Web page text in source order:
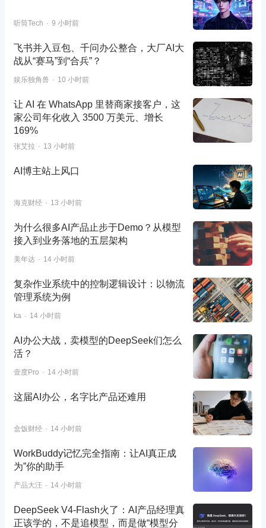
听筒Tech 9 小时前
飞书并入豆包、千问办公整合，大厂AI大
战从“赛马”到“合兵”？
娱乐独角兽 10 小时前
让 AI 在 WhatsApp 里替商家接客户，这
家公司年化收入 3500 万美元、增长
169%
张艾拉 13 小时前
AI博主站上风口
海克财经 13 小时前
为什么很多AI产品止步于Demo？从模型
接入到业务落地的五层架构
美年达 14 小时前
复杂作业系统中的控制逻辑设计：以物流
管理系统为例
ka 14 小时前
AI办公大战，卖模型的DeepSeek们怎么
活？
壹度Pro 14 小时前
这届AI办公，名字比产品还难用
盒饭财经 14 小时前
WorkBuddy记忆完全指南：让AI真正成
为”你的助手
产品大汪 14 小时前
DeepSeek V4-Flash火了：AI产品经理真
正该学的，不是追模型，而是做“模型分